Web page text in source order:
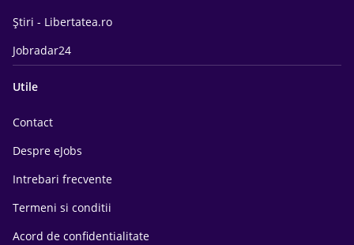
Știri - Libertatea.ro
Jobradar24
Utile
Contact
Despre eJobs
Intrebari frecvente
Termeni si conditii
Acord de confidentialitate